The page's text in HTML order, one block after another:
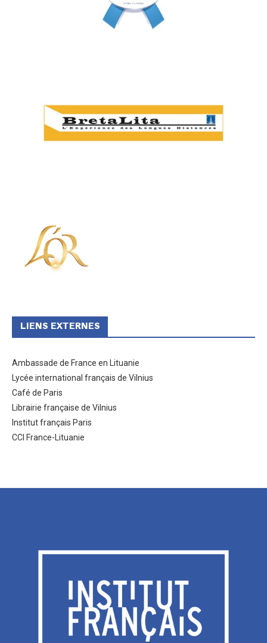
LIENS EXTERNES
Ambassade de France en Lituanie
Lycée international français de Vilnius
Café de Paris
Librairie française de Vilnius
Institut français Paris
CCI France-Lituanie